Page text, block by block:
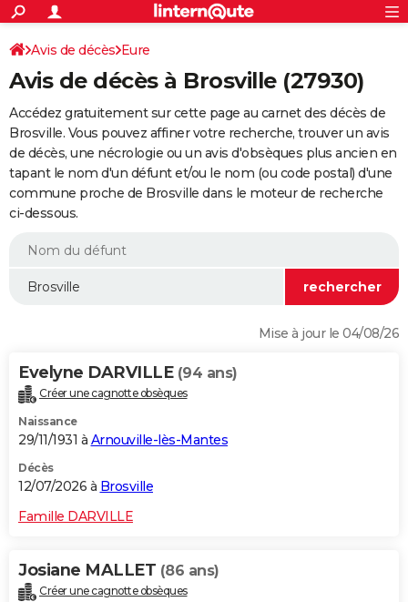
ACTUALITÉS
Politique
Société
Faits Divers
Education
Monde
Villes
+
SPORT
Coupe du monde 2026
Football
Tennis
Cyclisme
Rugby
Forum
Programme TV
TNT
Streaming
Cinéma
Sorties cinéma
Musique
+
FINANCE
Retraite
Epargne
Immobilier
Risques naturels par ville
Assurance
AUTO
Essais
Réserver un essai
Citadines
Berlines
SUV
Forum auto
+HIGH-TECH
BRICOLAGE
WEEK-END
Alimentation
Guide de la santé
Maladies
Médicaments
Sommeil
VOYAGE
Destinations
City break
Voyage nature
Voyage de noces
Forum
Climat
+PHOTO
GUIDES D'ACHAT
Carte de Noël
Carte Bonne année
Carte Saint-Valentin
Carte Pâques
Carte d'anniversaire
DICTIONNAIRE
Avis de décès Eure
Avis de décès à Brosville (27930)
Accédez gratuitement sur cette page au carnet des décès de
Brosville. Vous pouvez affiner votre recherche, trouver un avis
de décès, une nécrologie ou un avis d'obsèques plus ancien en
tapant le nom d'un défunt et/ou le nom (ou code postal) d'une
commune proche de Brosville dans le moteur de recherche
ci-dessous.
Mise à jour le 04/08/26
Evelyne DARVILLE (94 ans)
Créer une cagnotte obsèques
Naissance
29/11/1931 à Arnouville-lès-Mantes
Décès
12/07/2026 à Brosville
Famille DARVILLE
Josiane MALLET (86 ans)
Créer une cagnotte obsèques